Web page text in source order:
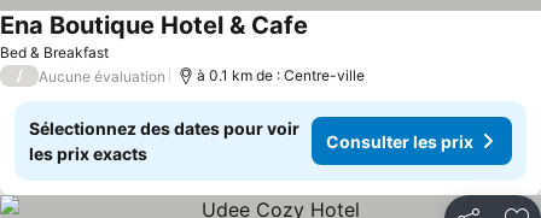
Bed & Breakfast
Ena Boutique Hotel & Cafe
/ Aucune évaluation à 0.1 km de : Centre-ville
Sélectionnez des dates pour voir
les prix exacts
Consulter les prix